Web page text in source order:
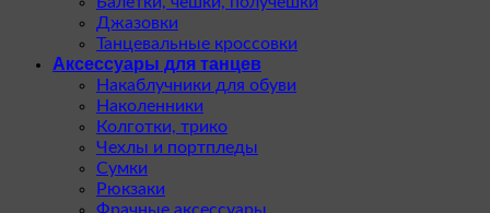
Джазовки
Танцевальные кроссовки
Аксессуары для танцев
Накаблучники для обуви
Наколенники
Колготки, трико
Чехлы и портпледы
Сумки
Рюкзаки